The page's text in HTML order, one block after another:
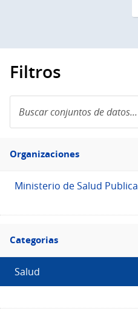
Filtros
conjuntos
de
Filtro
Organizaciones
Organizaciones
Ministerio de Salud Publica
Filtro
Categorias
Categorias
Salud